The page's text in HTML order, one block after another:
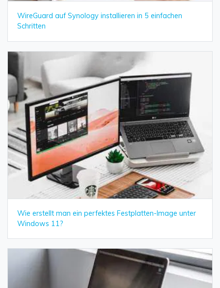
WireGuard auf Synology installieren in 5 einfachen
Schritten
Wie erstellt man ein perfektes Festplatten-Image unter
Windows 11?